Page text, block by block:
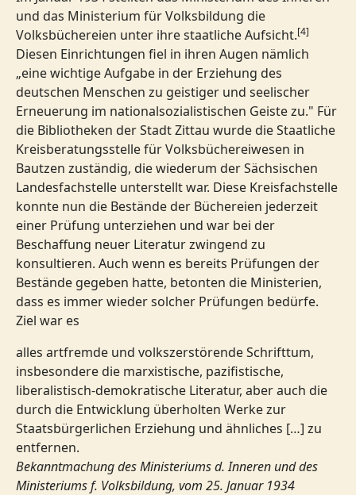
und das Ministerium für Volksbildung die
Volksbüchereien unter ihre staatliche Aufsicht.[4]
Diesen Einrichtungen fiel in ihren Augen nämlich
„eine wichtige Aufgabe in der Erziehung des
deutschen Menschen zu geistiger und seelischer
Erneuerung im nationalsozialistischen Geiste zu." Für
die Bibliotheken der Stadt Zittau wurde die Staatliche
Kreisberatungsstelle für Volksbüchereiwesen in
Bautzen zuständig, die wiederum der Sächsischen
Landesfachstelle unterstellt war. Diese Kreisfachstelle
konnte nun die Bestände der Büchereien jederzeit
einer Prüfung unterziehen und war bei der
Beschaffung neuer Literatur zwingend zu
konsultieren. Auch wenn es bereits Prüfungen der
Bestände gegeben hatte, betonten die Ministerien,
dass es immer wieder solcher Prüfungen bedürfe.
Ziel war es
alles artfremde und volkszerstörende Schrifttum,
insbesondere die marxistische, pazifistische,
liberalistisch-demokratische Literatur, aber auch die
durch die Entwicklung überholten Werke zur
Staatsbürgerlichen Erziehung und ähnliches […] zu
entfernen.
Bekanntmachung des Ministeriums d. Inneren und des
Ministeriums f. Volksbildung, vom 25. Januar 1934